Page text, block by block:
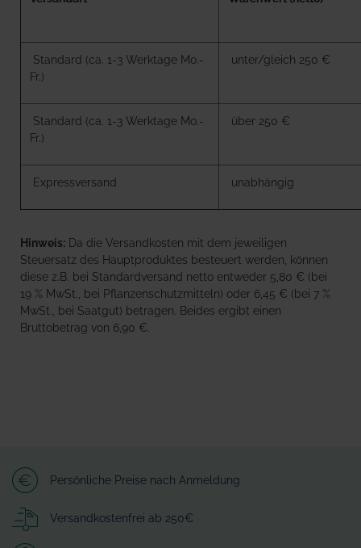
Standard (ca. 1-3 Werktage Mo.-
Fr.)
unter/gleich 250 €
Standard (ca. 1-3 Werktage Mo.-
Fr.)
über 250 €
Expressversand unabhängig
Hinweis: Da die Versandkosten mit dem jeweiligen
Steuersatz des Hauptproduktes besteuert werden, können
diese z.B. bei Standardversand netto entweder 5,80 € (bei
19 % MwSt., bei Pflanzenschutzmitteln) oder 6,45 € (bei 7 %
MwSt., bei Saatgut) betragen. Beides ergibt einen
Bruttobetrag von 6,90 €.
Persönliche Preise nach Anmeldung
Versandkostenfrei ab 250€